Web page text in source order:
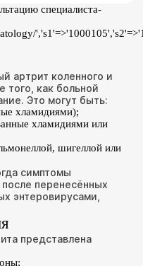
специалиста-
артрит коленного и
того, как больной
Это могут быть:
хламидиями);
хламидиями или
шигеллой или
симптомы
перенесённых
энтеровирусами,
представлена